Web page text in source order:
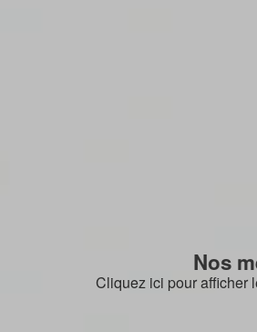
Nos
Cliquez ici pour afficher